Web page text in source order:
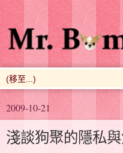
2009-10-21
淺談狗聚的隱私